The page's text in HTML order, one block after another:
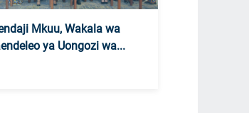
Mkuu, Wakala wa
ya Uongozi wa...